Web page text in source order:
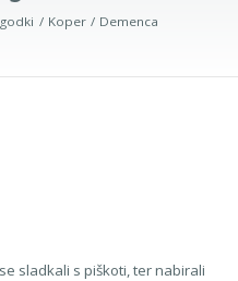
Koper Demenca
sladkali s piškoti, ter nabirali